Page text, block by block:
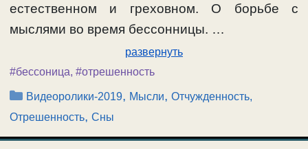
естественном и греховном. О борьбе с
мыслями во время бессонницы. …
развернуть
#бессоница, #отрешенность
Рубрики
Видеоролики-2019, Мысли,Отчужденность,
Отрешенность, Сны